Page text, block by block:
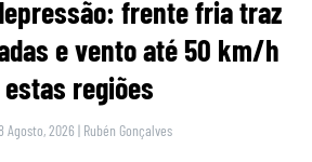
frente fria traz
e vento até 50 km/h
regiões
Agosto, 2026 | Rubén Gonçalves